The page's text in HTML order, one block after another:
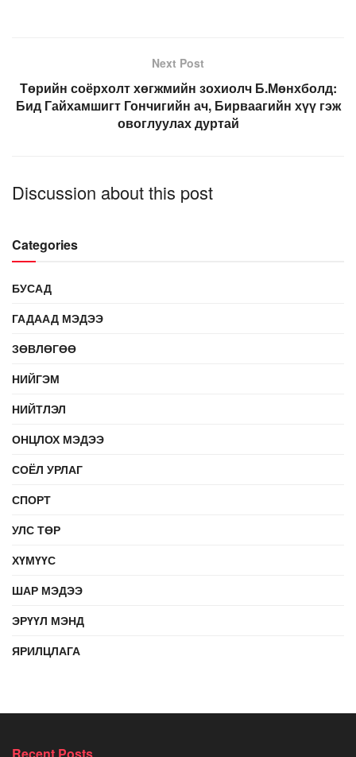
Next Post
Төрийн соёрхолт хөгжмийн зохиолч Б.Мөнхболд:
Бид Гайхамшигт Гончигийн ач, Бирваагийн хүү гэж
овоглуулах дуртай
Discussion about this post
Categories
БУСАД
ГАДААД МЭДЭЭ
ЗӨВЛӨГӨӨ
НИЙГЭМ
НИЙТЛЭЛ
ОНЦЛОХ МЭДЭЭ
СОЁЛ УРЛАГ
СПОРТ
УЛС ТӨР
ХҮМҮҮС
ШАР МЭДЭЭ
ЭРҮҮЛ МЭНД
ЯРИЛЦЛАГА
Recent Posts